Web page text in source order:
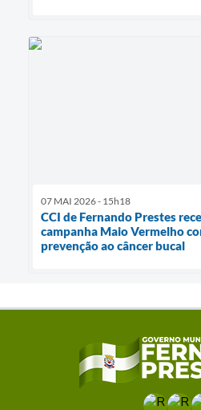
07 MAI 2026 - 15h18
CCI de Fernando Prestes
campanha Maio Vermelho
prevenção ao câncer bucal